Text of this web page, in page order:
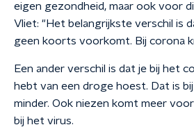
eigen gezondheid, maar ook voor
Vliet: "Het belangrijkste verschil is
geen koorts voorkomt. Bij corona
Een ander verschil is dat je bij het
hebt van een droge hoest. Dat is
minder. Ook niezen komt meer
bij het virus.